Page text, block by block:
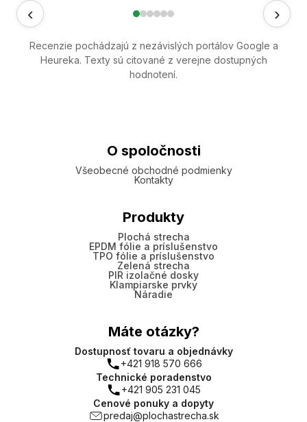
‹ ›
Recenzie pochádzajú z nezávislých portálov Google a
Heureka. Texty sú citované z verejne dostupných
hodnotení.
O spoločnosti
Všeobecné obchodné podmienky
Kontakty
Produkty
Plochá strecha
EPDM fólie a príslušenstvo
TPO fólie a príslušenstvo
Zelená strecha
PIR izolačné dosky
Klampiarske prvky
Náradie
Máte otázky?
Dostupnosť tovaru a objednávky
+421 918 570 666
Technické poradenstvo
+421 905 231 045
Cenové ponuky a dopyty
predaj@plochastrecha.sk